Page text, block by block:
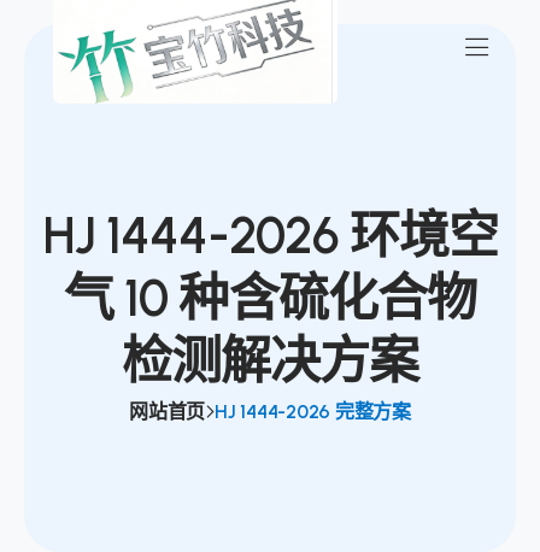
HJ 1444-2026 环境空
气 10 种含硫化合物
检测解决方案
网站首页 HJ 1444-2026 完整方案